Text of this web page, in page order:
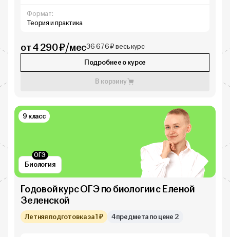
Формат:
Теория и практика
от 4 290 ₽/мес36 676 ₽ весь курс
Подробнее о курсе
В корзину
Биология
ОГЭ
9 класс
Годовой курс ОГЭ по биологии с Еленой
Зеленской
Летняя подготовка за 1 ₽ 4 предмета по цене 2